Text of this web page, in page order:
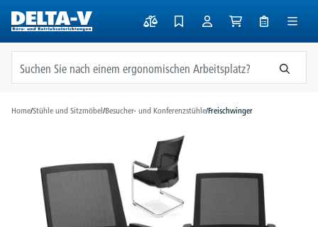
springen
Home/Stühle und Sitzmöbel/Besucher- und Konferenzstühle/Freischwinger